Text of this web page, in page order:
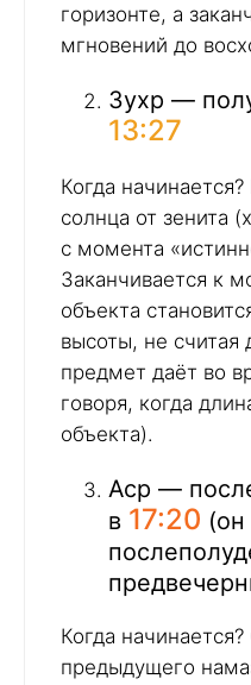
горизонте, а
мгновений до
Зухр —
13:27
Когда
солнца от зенита
с момента
Заканчивается к
объекта
высоты, не считая
предмет даёт во
говоря, когда
объекта).
Аср —
в 17:20
Когда
предыдущего